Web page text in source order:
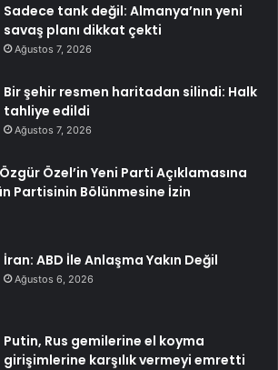
Sadece tank değil: Almanya’nın yeni
savaş planı dikkat çekti
Ağustos 7, 2026
Bir şehir resmen haritadan silindi: Halk
tahliye edildi
Ağustos 7, 2026
Özel’in Yeni Parti Açıklamasına
Partisinin Bölünmesine İzin
İran: ABD İle Anlaşma Yakın Değil
Ağustos 6, 2026
Putin, Rus gemilerine el koyma
girişimlerine karşılık vermeyi emretti